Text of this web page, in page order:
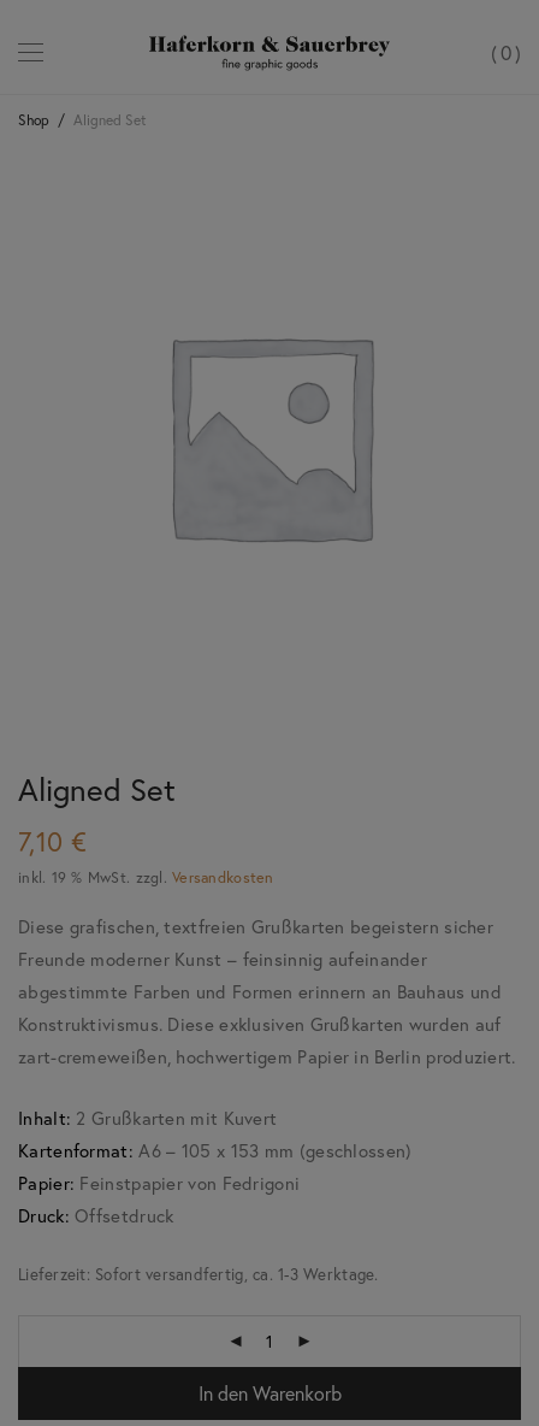
0
Shop / Aligned Set
Aligned Set
7,10 €
inkl. 19 % MwSt. zzgl.Versandkosten
Diese grafischen, textfreien Grußkarten begeistern sicher
Freunde moderner Kunst – feinsinnig aufeinander
abgestimmte Farben und Formen erinnern an Bauhaus und
Konstruktivismus. Diese exklusiven Grußkarten wurden auf
zart-cremeweißen, hochwertigem Papier in Berlin produziert.
Inhalt: 2 Grußkarten mit Kuvert
Kartenformat: A6 – 105 x 153 mm (geschlossen)
Papier: Feinstpapier von Fedrigoni
Druck: Offsetdruck
Lieferzeit: Sofort versandfertig, ca. 1-3 Werktage.
In den Warenkorb